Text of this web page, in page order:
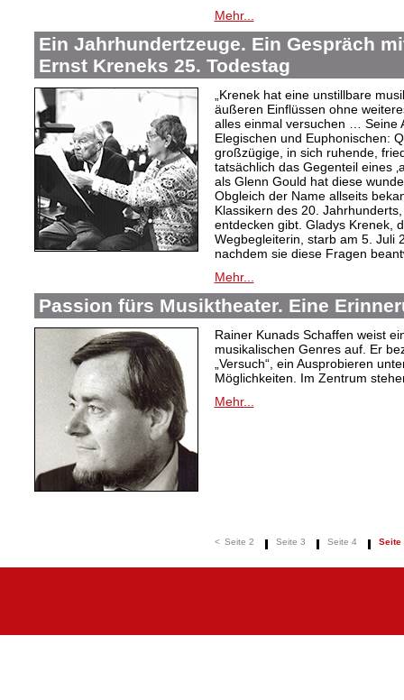
Mehr...
Ein Jahrhundertzeuge. Ein Gespräch
Ernst Kreneks 25. Todestag
„Krenek hat eine unstillbare
äußeren Einflüssen ohne
alles einmal versuchen … Seine
Elegischen und Euphonischen:
großzügige, in sich ruhende,
tatsächlich das Gegenteil eines
als Glenn Gould hat diese
Obgleich der Name allseits
Klassikern des 20.
entdecken gibt. Gladys Krenek,
Wegbegleiterin, starb am 5. Juli
nachdem sie diese Fragen
Mehr...
Passion fürs Musiktheater. Eine
Rainer Kunads Schaffen weist
musikalischen Genres auf. Er
„Versuch“, ein Ausprobieren
Möglichkeiten. Im Zentrum
Mehr...
< Seite 2 Seite 3 Seite 4 Seite